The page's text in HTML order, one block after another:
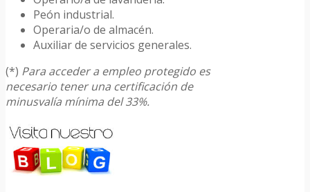
Peón industrial.
Operaria/o de almacén.
Auxiliar de servicios generales.
(*) Para acceder a empleo protegido es
necesario tener una certificación de
minusvalía mínima del 33%.